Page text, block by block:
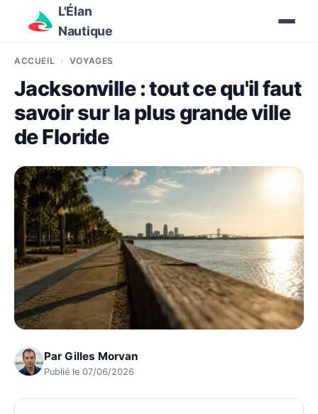
L'Élan
Nautique
ACCUEIL VOYAGES
Jacksonville : tout ce qu'il faut
savoir sur la plus grande ville
de Floride
Par Gilles Morvan
Publié le 07/06/2026